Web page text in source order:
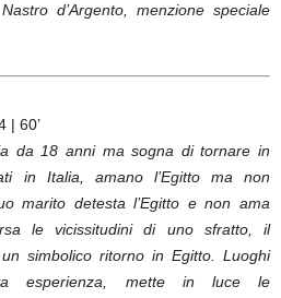
d’Argento, menzione speciale
| 60’
da 18 anni ma sogna di tornare in
in Italia, amano l’Egitto ma non
marito detesta l’Egitto e non ama
le vicissitudini di uno sfratto, il
simbolico ritorno in Egitto. Luoghi
esperienza, mette in luce le